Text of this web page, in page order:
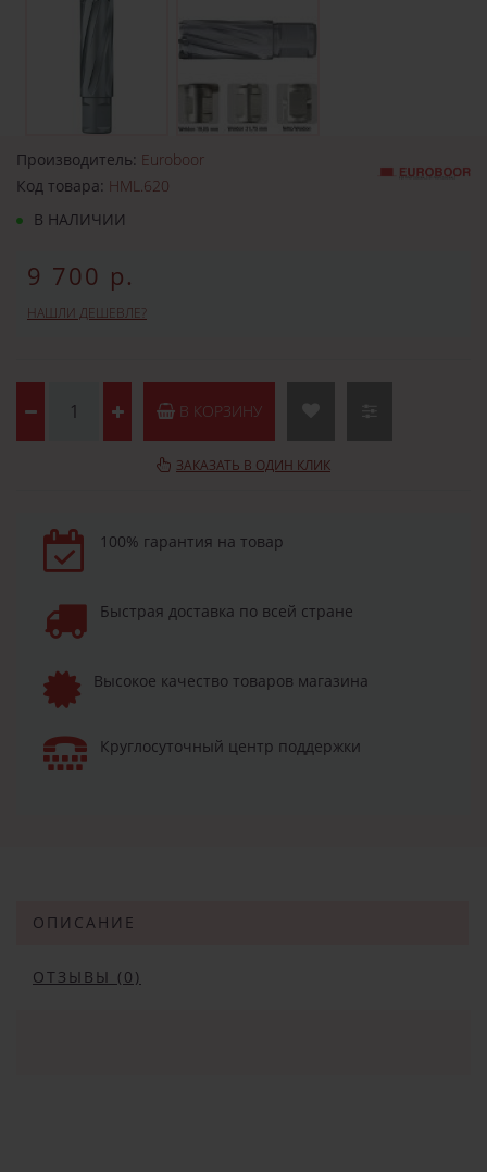
Производитель: Euroboor
Код товара: HML.620
В НАЛИЧИИ
9 700 р.
НАШЛИ ДЕШЕВЛЕ?
В КОРЗИНУ
ЗАКАЗАТЬ В ОДИН КЛИК
100% гарантия на товар
Быстрая доставка по всей стране
Высокое качество товаров магазина
Круглосуточный центр поддержки
ОПИСАНИЕ
ОТЗЫВЫ (0)